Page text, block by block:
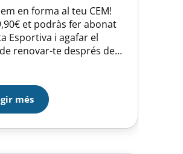
en forma al teu CEM!
et podràs fer abonat
Esportiva i agafar el
renovar-te després de
hagin estat a la base de
Esportiva en els
4 mesos. Recorda que
pots aprofitar aquesta
més